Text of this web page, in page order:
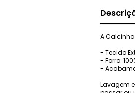
A
- Tecido
- Forro:
-
Lavagem